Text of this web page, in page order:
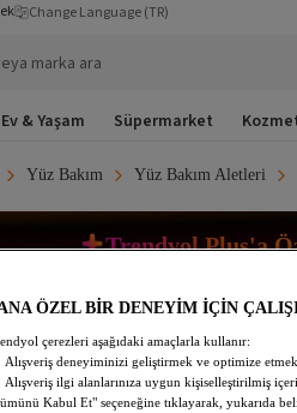
Change Language(TR)
marka ara
Ev & Yaşam Süpermarket
Yüz Bakım Yüz Bakım Aletleri
Trendyol Plus'a
Lionesse Pembe
394
Henüz Yorum Yazılmamış.
Tükeniyor!
ÖZEL BİR DENEYİM İÇİN
çerezleri aşağıdaki amaçlarla kullanır:
Alışveriş deneyiminizi geliştirmek ve optimize etmek.
Alışveriş ilgi alanlarınıza uygun kişiselleştirilmiş
Kabul Et" seçeneğine tıklayarak, yukarıda